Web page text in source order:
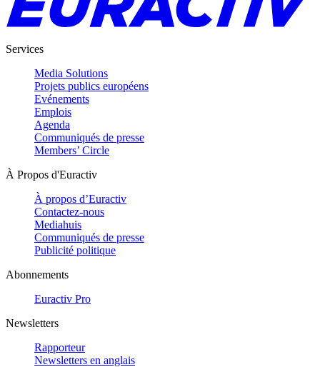
Services
Media Solutions
Projets publics européens
Evénements
Emplois
Agenda
Communiqués de presse
Members’ Circle
À Propos d'Euractiv
À propos d’Euractiv
Contactez-nous
Mediahuis
Communiqués de presse
Publicité politique
Abonnements
Euractiv Pro
Newsletters
Rapporteur
Newsletters en anglais